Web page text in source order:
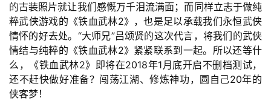
中
文
(
中
国
)
的古装照片就让我们感慨万千泪流满面；而同样立志于做纯
粹武侠游戏的《铁血武林2》，也是足以承载我们永恒武侠
情怀的好去处。“大师兄”吕颂贤的这次代言，将我们的武侠
情结与纯粹的《铁血武林2》紧紧联系到一起。所以还等什
么，《铁血武林2》即将在2018年1月底开启不删档测试，
还不赶快做好准备？闯荡江湖、修炼神功，圆自己20年的
侠客梦！